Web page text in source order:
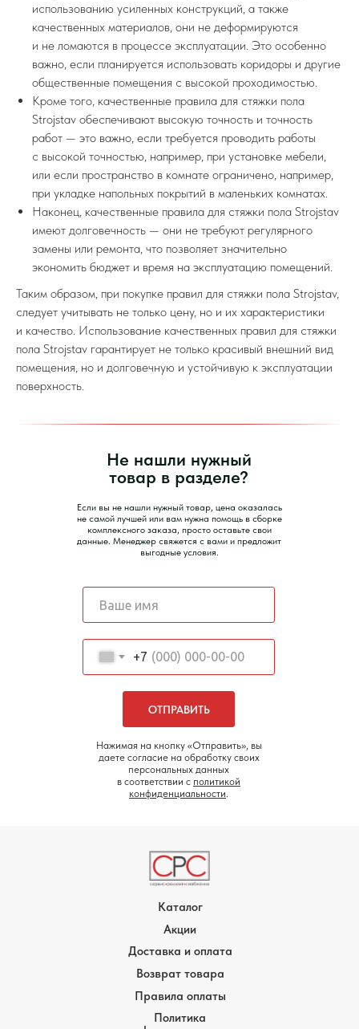
использованию усиленных конструкций, а также
качественных материалов, они не деформируются
и не ломаются в процессе эксплуатации. Это особенно
важно, если планируется использовать коридоры и другие
общественные помещения с высокой проходимостью.
Кроме того, качественные правила для стяжки пола
Strojstav обеспечивают высокую точность и точность
работ — это важно, если требуется проводить работы
с высокой точностью, например, при установке мебели,
или если пространство в комнате ограничено, например,
при укладке напольных покрытий в маленьких комнатах.
Наконец, качественные правила для стяжки пола Strojstav
имеют долговечность — они не требуют регулярного
замены или ремонта, что позволяет значительно
экономить бюджет и время на эксплуатацию помещений.
Таким образом, при покупке правил для стяжки пола Strojstav,
следует учитывать не только цену, но и их характеристики
и качество. Использование качественных правил для стяжки
пола Strojstav гарантирует не только красивый внешний вид
помещения, но и долговечную и устойчивую к эксплуатации
поверхность.
Не нашли нужный
товар в разделе?
Если вы не нашли нужный товар, цена оказалась
не самой лучшей или вам нужна помощь в сборке
комплексного заказа, просто оставьте свои
данные. Менеджер свяжется с вами и предложит
выгодные условия.
+7
ОТПРАВИТЬ
Нажимая на кнопку «Отправить», вы
даете согласие на обработку своих
персональных данных
в соответствии с политикой
конфиденциальности.
Каталог
Возврат товара
Доставка и оплата
Акции
Правила оплаты
Политика